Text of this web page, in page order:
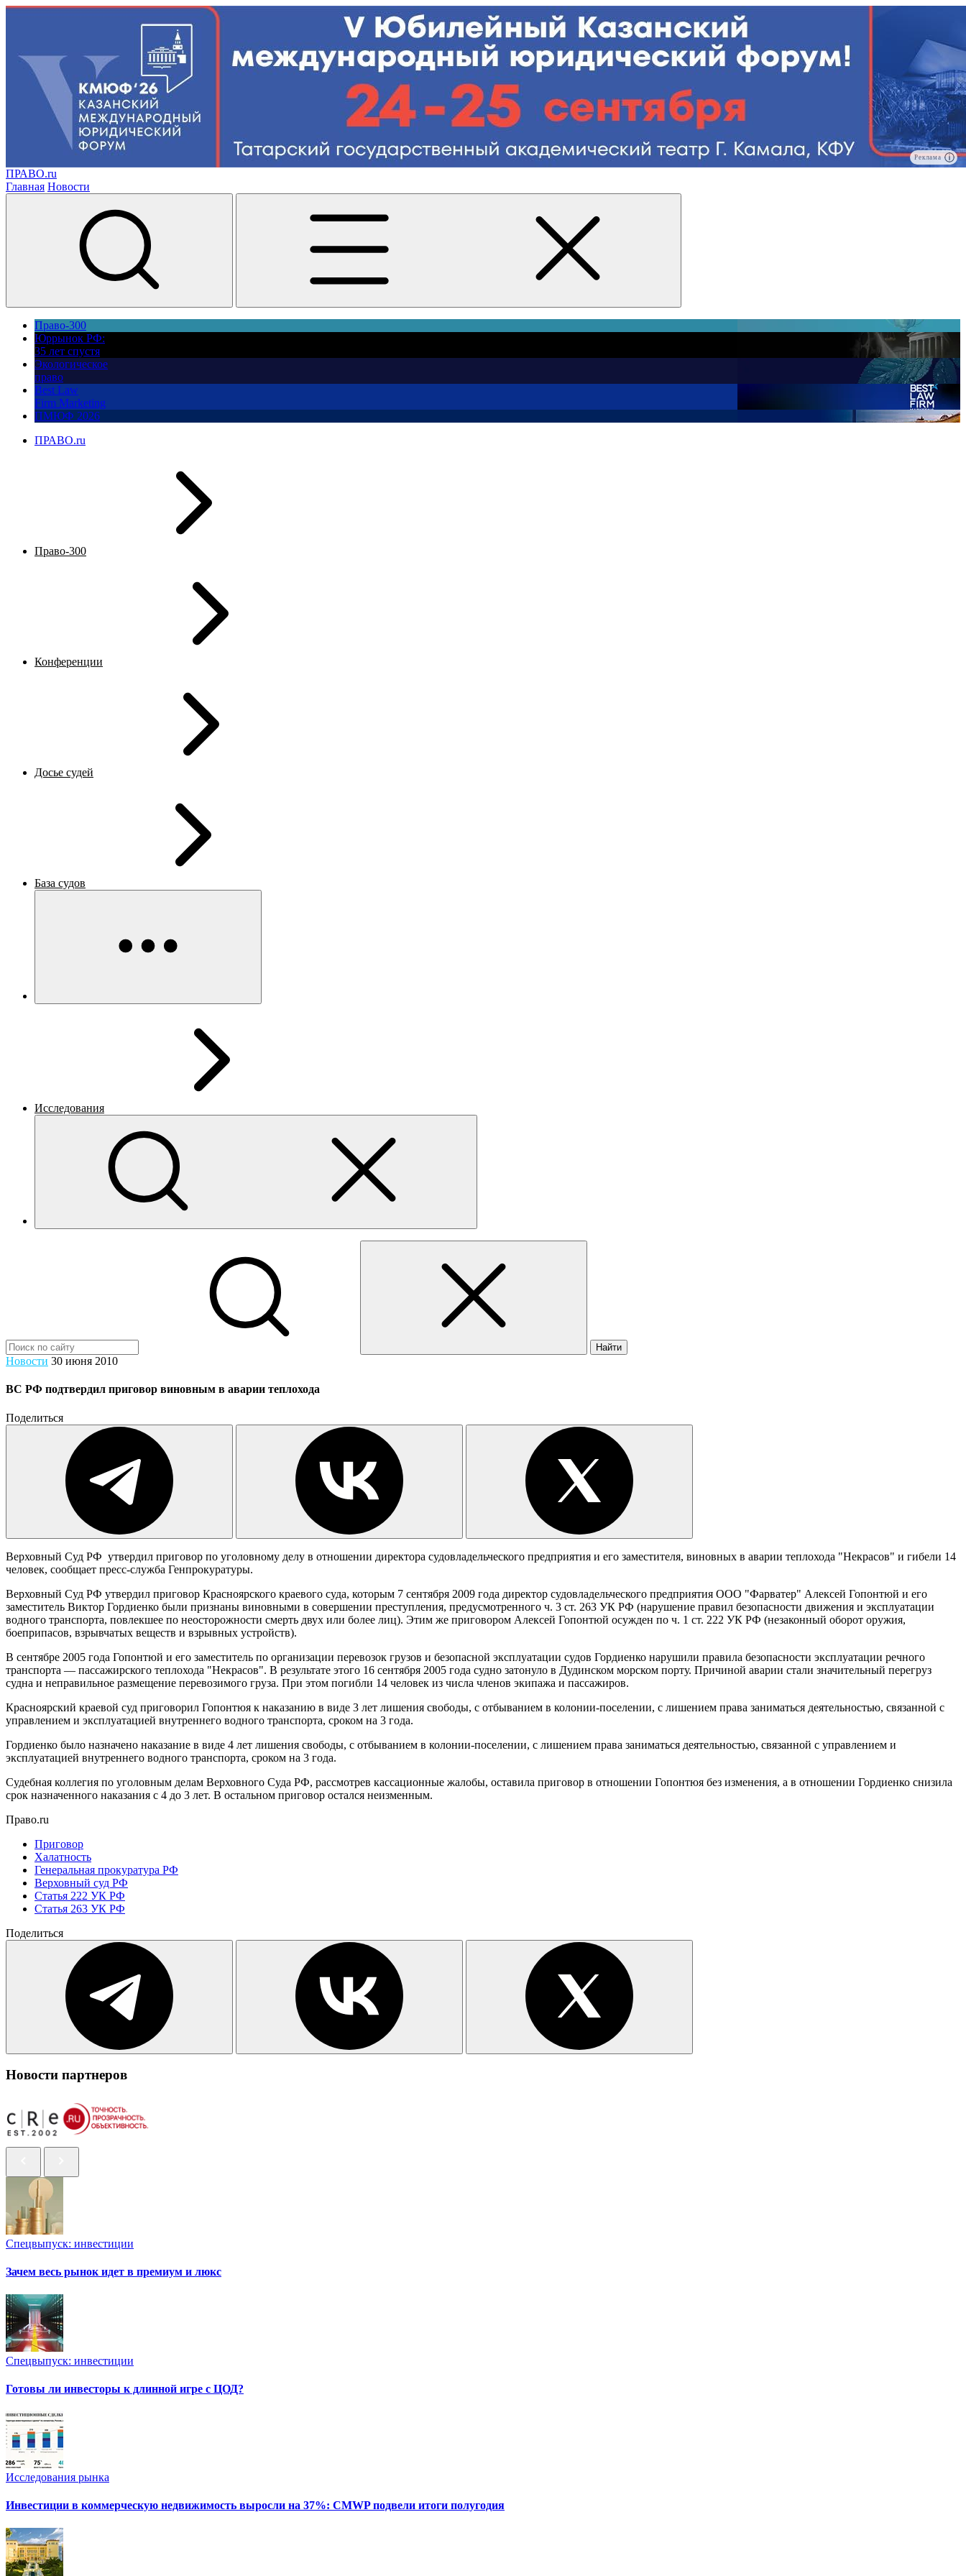
Реклама
ПРАВО.ru
Главная Новости
Право-300
Юррынок РФ:
35 лет спустя
Экологическое
право
Best Law
Firm Marketing
ПМЮФ 2026
ПРАВО.ru
Право-300
Конференции
Досье судей
База судов
Исследования
Найти
Новости 30 июня 2010
ВС РФ подтвердил приговор виновным в аварии теплохода
Поделиться
Верховный Суд РФ утвердил приговор по уголовному делу в отношении директора судовладельческого предприятия и его заместителя, виновных в аварии теплохода "Некрасов" и гибели 14
человек, сообщает пресс-служба Генпрокуратуры.
Верховный Суд РФ утвердил приговор Красноярского краевого суда, которым 7 сентября 2009 года директор судовладельческого предприятия ООО "Фарватер" Алексей Гопонтюй и его
заместитель Виктор Гордиенко были признаны виновными в совершении преступления, предусмотренного ч. 3 ст. 263 УК РФ (нарушение правил безопасности движения и эксплуатации
водного транспорта, повлекшее по неосторожности смерть двух или более лиц). Этим же приговором Алексей Гопонтюй осужден по ч. 1 ст. 222 УК РФ (незаконный оборот оружия,
боеприпасов, взрывчатых веществ и взрывных устройств).
В сентябре 2005 года Гопонтюй и его заместитель по организации перевозок грузов и безопасной эксплуатации судов Гордиенко нарушили правила безопасности эксплуатации речного
транспорта — пассажирского теплохода "Некрасов". В результате этого 16 сентября 2005 года судно затонуло в Дудинском морском порту. Причиной аварии стали значительный перегруз
судна и неправильное размещение перевозимого груза. При этом погибли 14 человек из числа членов экипажа и пассажиров.
Красноярский краевой суд приговорил Гопонтюя к наказанию в виде 3 лет лишения свободы, с отбыванием в колонии-поселении, с лишением права заниматься деятельностью, связанной с
управлением и эксплуатацией внутреннего водного транспорта, сроком на 3 года.
Гордиенко было назначено наказание в виде 4 лет лишения свободы, с отбыванием в колонии-поселении, с лишением права заниматься деятельностью, связанной с управлением и
эксплуатацией внутреннего водного транспорта, сроком на 3 года.
Судебная коллегия по уголовным делам Верховного Суда РФ, рассмотрев кассационные жалобы, оставила приговор в отношении Гопонтюя без изменения, а в отношении Гордиенко снизила
срок назначенного наказания с 4 до 3 лет. В остальном приговор остался неизменным.
Право.ru
Приговор
Халатность
Генеральная прокуратура РФ
Верховный суд РФ
Статья 222 УК РФ
Статья 263 УК РФ
Поделиться
Новости партнеров
Спецвыпуск: инвестиции
Зачем весь рынок идет в премиум и люкс
Спецвыпуск: инвестиции
Готовы ли инвесторы к длинной игре с ЦОД?
Исследования рынка
Инвестиции в коммерческую недвижимость выросли на 37%: CMWP подвели итоги полугодия